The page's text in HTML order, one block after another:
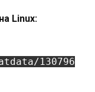
Linux:
130796